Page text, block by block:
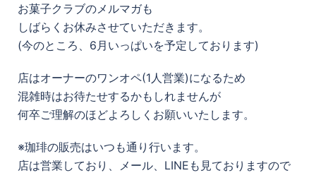
お菓子クラブのメルマガも
しばらくお休みさせていただきます。
(今のところ、6月いっぱいを予定しております)
店はオーナーのワンオペ(1人営業)になるため
混雑時はお待たせするかもしれませんが
何卒ご理解のほどよろしくお願いいたします。
※珈琲の販売はいつも通り行います。
店は営業しており、メール、LINEも見ておりますので